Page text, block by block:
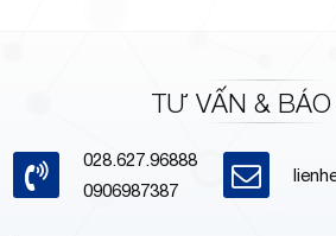
TƯ VẤN & BÁO
028.627.96888
0906987387